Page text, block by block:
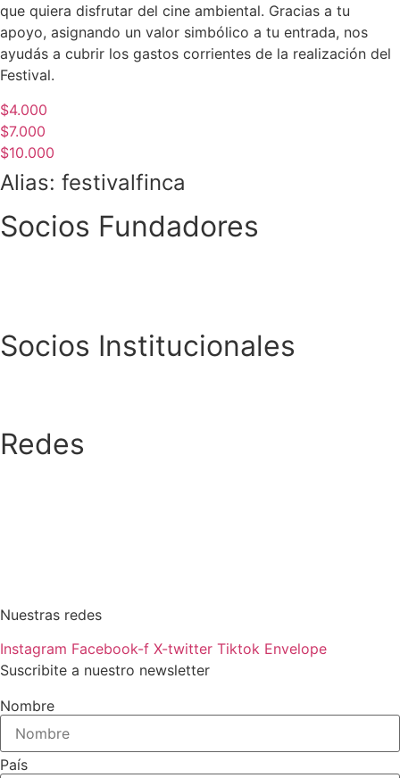
que quiera disfrutar del cine ambiental. Gracias a tu
apoyo, asignando un valor simbólico a tu entrada, nos
ayudás a cubrir los gastos corrientes de la realización del
Festival.
$4.000
$7.000
$10.000
Alias: festivalfinca
Socios Fundadores
Socios Institucionales
Redes
Nuestras redes
Instagram Facebook-f X-twitter Tiktok Envelope
Suscribite a nuestro newsletter
Nombre
País